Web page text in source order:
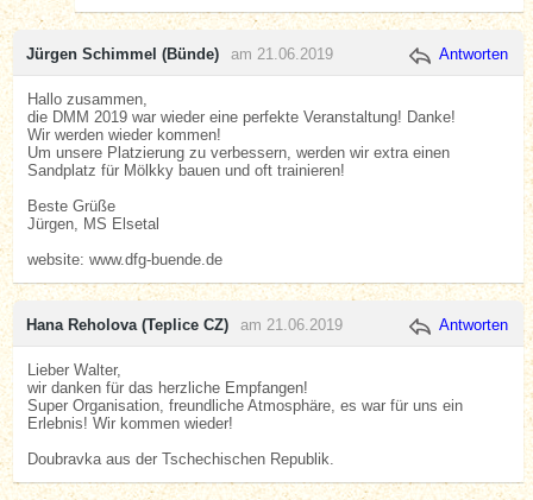
Jürgen Schimmel (Bünde) am 21.06.2019 Antworten
Hallo zusammen,
die DMM 2019 war wieder eine perfekte Veranstaltung! Danke!
Wir werden wieder kommen!
Um unsere Platzierung zu verbessern, werden wir extra einen
Sandplatz für Mölkky bauen und oft trainieren!
Beste Grüße
Jürgen, MS Elsetal
website: www.dfg-buende.de
Hana Reholova (Teplice CZ) am 21.06.2019 Antworten
Lieber Walter,
wir danken für das herzliche Empfangen!
Super Organisation, freundliche Atmosphäre, es war für uns ein
Erlebnis! Wir kommen wieder!
Doubravka aus der Tschechischen Republik.